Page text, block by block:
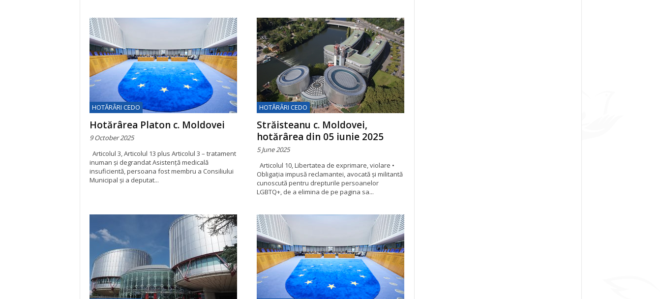
HOTĂRÂRI CEDO
Hotărârea Platon c. Moldovei
9 October 2025
Articolul 3, Articolul 13 plus Articolul 3 – tratament
inuman și degrandat Asistență medicală
insuficientă, persoana fost membru a Consiliului
Municipal și a deputat...
HOTĂRÂRI CEDO
Străisteanu c. Moldovei,
hotărârea din 05 iunie 2025
5 June 2025
Articolul 10, Libertatea de exprimare, violare •
Obligația impusă reclamantei, avocată și militantă
cunoscută pentru drepturile persoanelor
LGBTQ+, de a elimina de pe pagina sa...